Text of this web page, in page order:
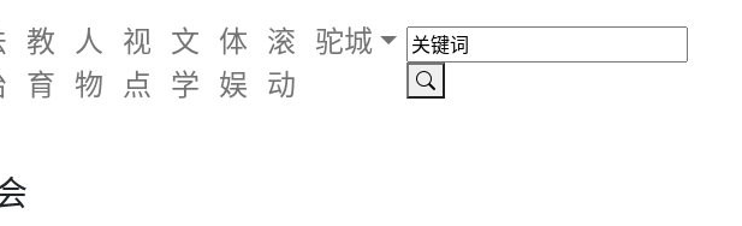
教
育
人
物
视
点
文
学
体
娱
滚
动
驼城